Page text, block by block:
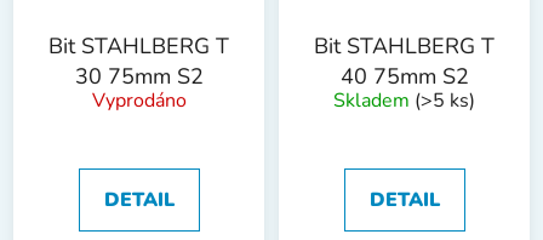
Bit STAHLBERG T
30 75mm S2
Vyprodáno
DETAIL
Bit STAHLBERG T
40 75mm S2
Skladem (>5 ks)
DETAIL